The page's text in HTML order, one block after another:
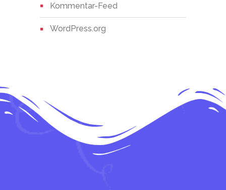
Kommentar-Feed
WordPress.org